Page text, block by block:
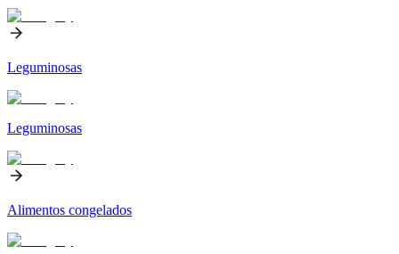
Leguminosas
Leguminosas
Alimentos congelados